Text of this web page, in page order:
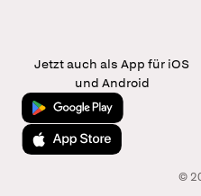
Jetzt auch als App für iOS
und Android
Jetzt bei Google Play
Laden im App Store
©